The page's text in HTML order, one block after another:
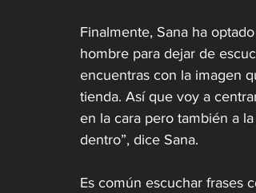
Finalmente, Sana ha
hombre para dejar de
encuentras con la imagen
tienda. Así que voy a
en la cara pero también a
dentro”, dice Sana.
Es común escuchar frases